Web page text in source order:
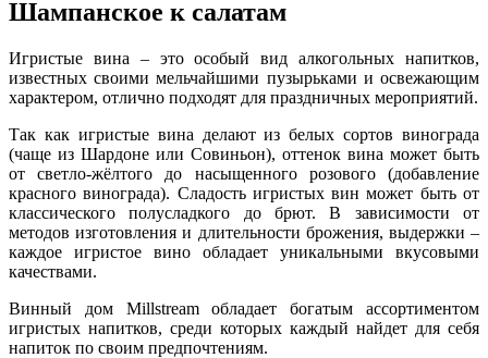
Шампанское к салатам
Игристые вина – это особый вид алкогольных напитков,
известных своими мельчайшими пузырьками и освежающим
характером, отлично подходят для праздничных мероприятий.
Так как игристые вина делают из белых сортов винограда
(чаще из Шардоне или Совиньон), оттенок вина может быть
от светло-жёлтого до насыщенного розового (добавление
красного винограда). Сладость игристых вин может быть от
классического полусладкого до брют. В зависимости от
методов изготовления и длительности брожения, выдержки –
каждое игристое вино обладает уникальными вкусовыми
качествами.
Винный дом Millstream обладает богатым ассортиментом
игристых напитков, среди которых каждый найдет для себя
напиток по своим предпочтениям.